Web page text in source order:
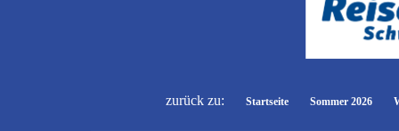
zurück zu: Startseite Sommer 2026